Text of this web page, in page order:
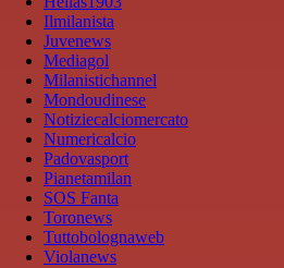
Ilmilanista
Juvenews
Mediagol
Milanistichannel
Mondoudinese
Notiziecalciomercato
Numericalcio
Padovasport
Pianetamilan
SOS Fanta
Toronews
Tuttobolognaweb
Violanews